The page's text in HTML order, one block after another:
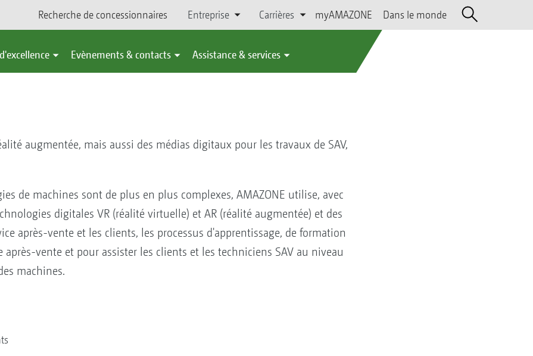
Recherche de concessionnaires Entreprise Carrières myAMAZONE Dans le monde
Evènements & contacts Assistance & services
augmentée, mais aussi des médias digitaux pour les travaux de SAV,
de machines sont de plus en plus complexes, AMAZONE utilise, avec
digitales VR (réalité virtuelle) et AR (réalité augmentée) et des
après-vente et les clients, les processus d'apprentissage, de formation
vente et pour assister les clients et les techniciens SAV au niveau
machines.